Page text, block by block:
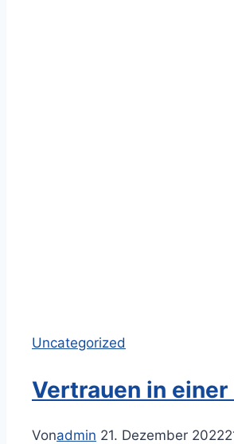
Uncategorized
Vertrauen in
Vonadmin 21. Dezember 2022